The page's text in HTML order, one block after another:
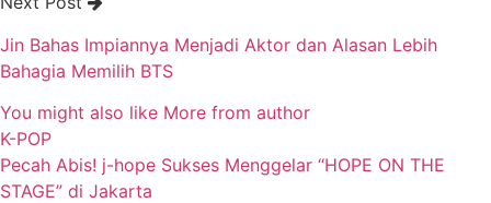
Jin Bahas Impiannya Menjadi Aktor dan Alasan Lebih
Bahagia Memilih BTS
You might also like More from author
K-POP
Pecah Abis! j-hope Sukses Menggelar “HOPE ON THE
STAGE” di Jakarta